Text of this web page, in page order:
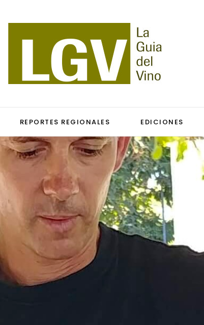
REPORTES REGIONALES EDICIONES